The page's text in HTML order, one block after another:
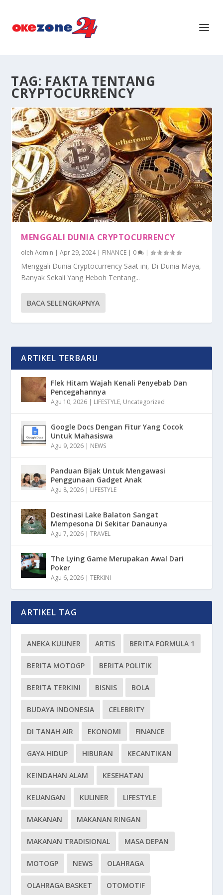
TAG: FAKTA TENTANG
CRYPTOCURRENCY
MENGGALI DUNIA CRYPTOCURRENCY
olehAdmin |Apr 29, 2024| FINANCE | 0 |
Menggali Dunia Cryptocurrency Saat ini, Di Dunia Maya,
Banyak Sekali Yang Heboh Tentang...
BACA SELENGKAPNYA
ARTIKEL TERBARU
Flek Hitam Wajah Kenali Penyebab Dan
Pencegahannya
Agu 10, 2026 | LIFESTYLE, Uncategorized
Google Docs Dengan Fitur Yang Cocok
Untuk Mahasiswa
Agu 9, 2026 | NEWS
Panduan Bijak Untuk Mengawasi
Penggunaan Gadget Anak
Agu 8, 2026 | LIFESTYLE
Destinasi Lake Balaton Sangat
Mempesona Di Sekitar Danaunya
Agu 7, 2026 |TRAVEL
The Lying Game Merupakan Awal Dari
Poker
Agu 6, 2026 |TERKINI
ARTIKEL TAG
ANEKA KULINER ARTIS BERITA FORMULA 1
BERITA MOTOGP BERITA POLITIK
BERITA TERKINI BISNIS BOLA
BUDAYA INDONESIA CELEBRITY
DI TANAH AIR EKONOMI FINANCE
GAYA HIDUP HIBURAN KECANTIKAN
KEINDAHAN ALAM KESEHATAN
KEUANGAN KULINER LIFESTYLE
MAKANAN MAKANAN RINGAN
MAKANAN TRADISIONAL MASA DEPAN
MOTOGP NEWS OLAHRAGA
OLAHRAGA BASKET OTOMOTIF